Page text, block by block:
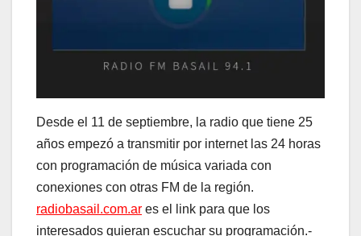
Desde el 11 de septiembre, la radio que tiene 25
años empezó a transmitir por internet las 24 horas
con programación de música variada con
conexiones con otras FM de la región.
radiobasail.com.ar es el link para que los
interesados quieran escuchar su programación.-